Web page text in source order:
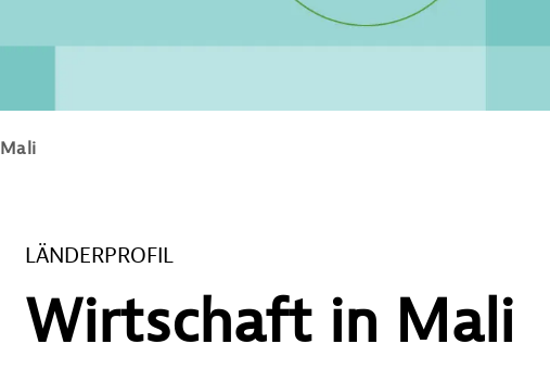
Mali
LÄNDERPROFIL
Wirtschaft in Mali